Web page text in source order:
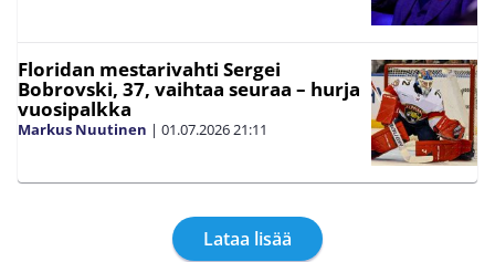
Floridan mestarivahti Sergei
Bobrovski, 37, vaihtaa seuraa – hurja
vuosipalkka
Markus Nuutinen | 01.07.202621:11
Lataa lisää